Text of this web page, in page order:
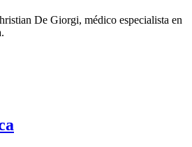
De Giorgi, médico especialista en